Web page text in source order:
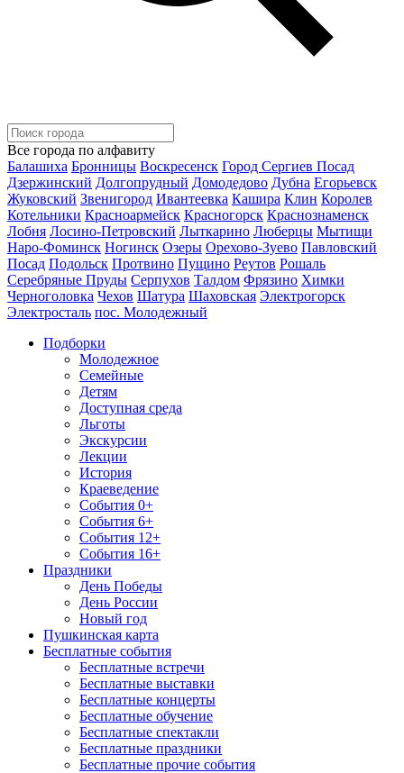
Все города по алфавиту
Балашиха Бронницы Воскресенск Город Сергиев Посад
Дзержинский Долгопрудный Домодедово Дубна Егорьевск
Жуковский Звенигород Ивантеевка Кашира Клин Королев
Котельники Красноармейск Красногорск Краснознаменск
Лобня Лосино-Петровский Лыткарино Люберцы Мытищи
Наро-Фоминск Ногинск Озеры Орехово-Зуево Павловский
Посад Подольск Протвино Пущино Реутов Рошаль
Серебряные Пруды Серпухов Талдом Фрязино Химки
Черноголовка Чехов Шатура Шаховская Электрогорск
Электросталь пос. Молодежный
Подборки
Молодежное
Семейные
Детям
Доступная среда
Льготы
Экскурсии
Лекции
История
Краеведение
События 0+
События 6+
События 12+
События 16+
Праздники
День Победы
День России
Новый год
Пушкинская карта
Бесплатные события
Бесплатные встречи
Бесплатные выставки
Бесплатные концерты
Бесплатные обучение
Бесплатные спектакли
Бесплатные праздники
Бесплатные прочие события